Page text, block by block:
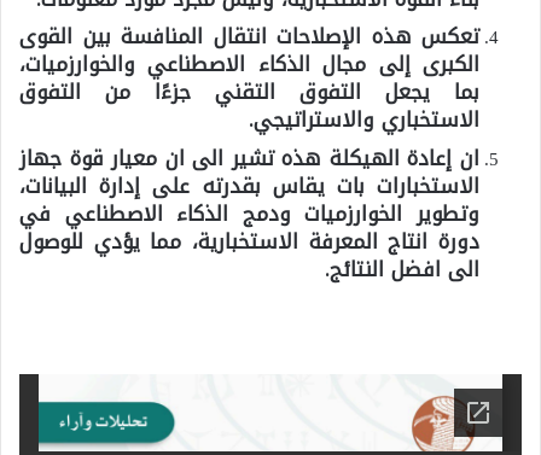
تعكس هذه الإصلاحات انتقال المنافسة بين القوى
الكبرى إلى مجال الذكاء الاصطناعي والخوارزميات،
بما يجعل التفوق التقني جزءًا من التفوق
الاستخباري والاستراتيجي.
ان إعادة الهيكلة هذه تشير الى ان معيار قوة جهاز
الاستخبارات بات يقاس بقدرته على إدارة البيانات،
وتطوير الخوارزميات ودمج الذكاء الاصطناعي في
دورة انتاج المعرفة الاستخبارية، مما يؤدي للوصول
الى افضل النتائج.